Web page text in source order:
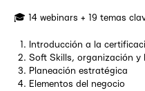
🎓 14 webinars + 19 temas
Introducción a la
Soft Skills, organización y
Planeación estratégica
Elementos del negocio